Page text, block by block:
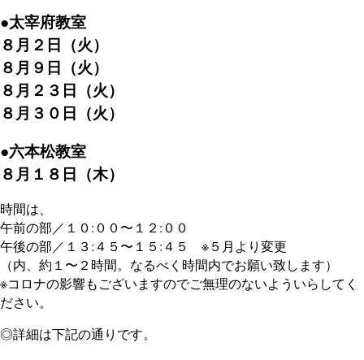
●太宰府教室
８月２日（火）
８月９日（火）
８月２３日（火）
８月３０日（火）
●六本松教室
８月１８日（木）
時間は、
午前の部／１０:００〜１２:００
午後の部／１３:４５〜１５:４５ ※５月より変更
（内、約１〜２時間。なるべく時間内でお願い致します）
※コロナの影響もございますのでご無理のないよういらしてく
ださい。
◎詳細は下記の通りです。